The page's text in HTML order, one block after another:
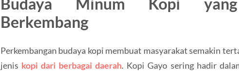
Budaya Minum Kopi
Berkembang
Perkembangan budaya kopi membuat masyarakat semakin
jenis kopi dari berbagai daerah. Kopi Gayo sering hadir